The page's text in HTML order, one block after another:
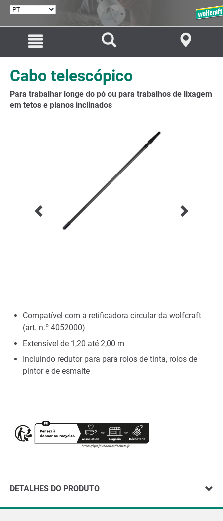
SELECIONAR
Avançar
o
conteúdo
Avançar
a
navegação
Cabo telescópico
Para trabalhar longe do pó ou para trabalhos de lixagem
em tetos e planos inclinados
Compatível com a retificadora circular da wolfcraft
(art. n.º 4052000)
Extensível de 1,20 até 2,00 m
Incluindo redutor para para rolos de tinta, rolos de
pintor e de esmalte
DETALHES DO PRODUTO